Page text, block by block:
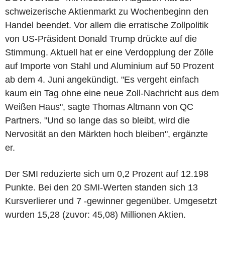
schweizerische Aktienmarkt zu Wochenbeginn den
Handel beendet. Vor allem die erratische Zollpolitik
von US-Präsident Donald Trump drückte auf die
Stimmung. Aktuell hat er eine Verdopplung der Zölle
auf Importe von Stahl und Aluminium auf 50 Prozent
ab dem 4. Juni angekündigt. "Es vergeht einfach
kaum ein Tag ohne eine neue Zoll-Nachricht aus dem
Weißen Haus", sagte Thomas Altmann von QC
Partners. "Und so lange das so bleibt, wird die
Nervosität an den Märkten hoch bleiben", ergänzte
er.
Der SMI reduzierte sich um 0,2 Prozent auf 12.198
Punkte. Bei den 20 SMI-Werten standen sich 13
Kursverlierer und 7 -gewinner gegenüber. Umgesetzt
wurden 15,28 (zuvor: 45,08) Millionen Aktien.